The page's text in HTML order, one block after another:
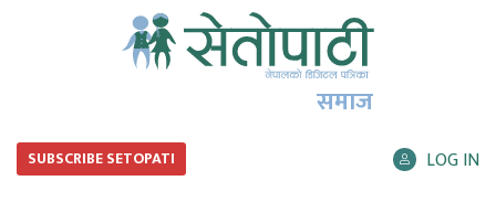
समाज
SUBSCRIBE SETOPATI LOG IN